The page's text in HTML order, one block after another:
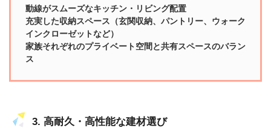
動線がスムーズなキッチン・リビング配置
充実した収納スペース（玄関収納、パントリー、ウォーク
インクローゼットなど）
家族それぞれのプライベート空間と共有スペースのバラン
ス
3. 高耐久・高性能な建材選び